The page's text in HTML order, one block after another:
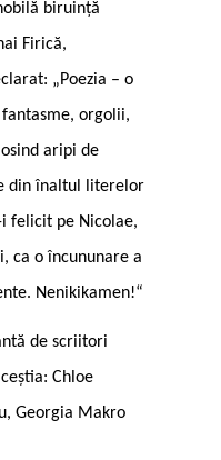
biruință
Firică,
„Poezia – o
orgolii,
aripi de
din înaltul literelor
felicit pe Nicolae,
ca o încununare a
Nenikikamen!“
de scriitori
Chloe
Georgia Makro